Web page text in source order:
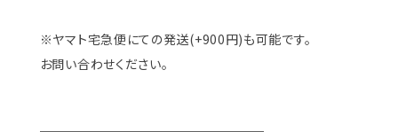
※ヤマト宅急便にての発送(+900円)も可能です。
お問い合わせください。